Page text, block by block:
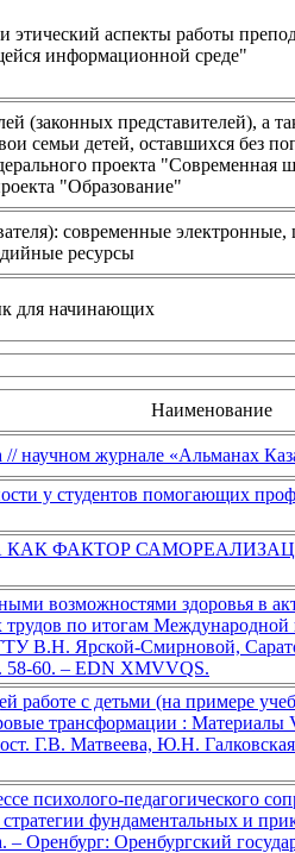
аспекты работы
информационной среде"
(законных представителей), а
семьи детей, оставшихся без
проекта "Современная
"Образование"
современные
ресурсы
для начинающих
Наименование
// научном журнале «Альманах
у студентов помогающих
КАК ФАКТОР
возможностями здоровья
по итогам
В.Н. Ярской-Смирновой,
58-60. – EDN XMVVQS.
работе с детьми (на примере
трансформации :
Г.В. Матвеева, Ю.Н.
психолого-педагогического
фундаментальных и
– Оренбург: Оренбургский